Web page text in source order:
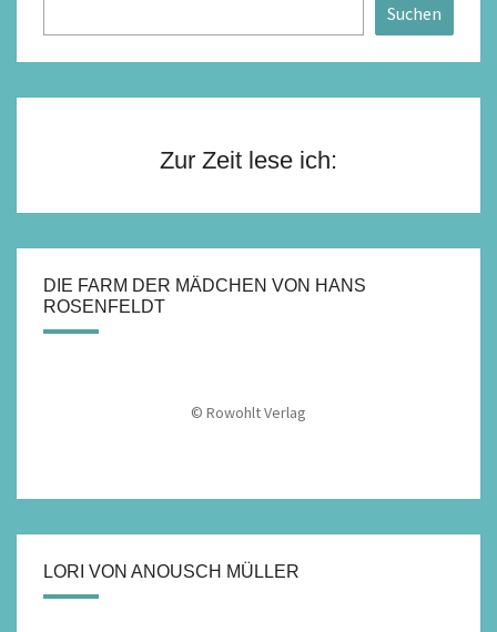
Suchen
Zur Zeit lese ich:
DIE FARM DER MÄDCHEN VON HANS
ROSENFELDT
© Rowohlt Verlag
LORI VON ANOUSCH MÜLLER